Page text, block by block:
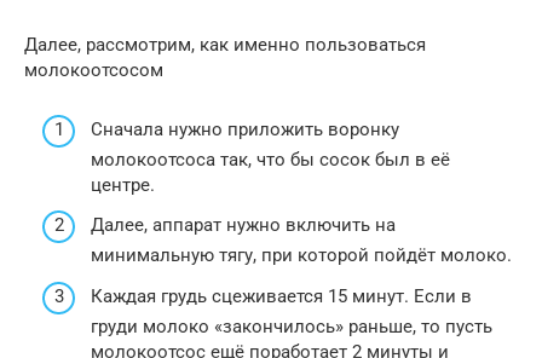
Далее, рассмотрим, как именно пользоваться
молокоотсосом
Сначала нужно приложить воронку
молокоотсоса так, что бы сосок был в её
центре.
Далее, аппарат нужно включить на
минимальную тягу, при которой пойдёт молоко.
Каждая грудь сцеживается 15 минут. Если в
груди молоко «закончилось» раньше, то пусть
молокоотсос ещё поработает 2 минуты и